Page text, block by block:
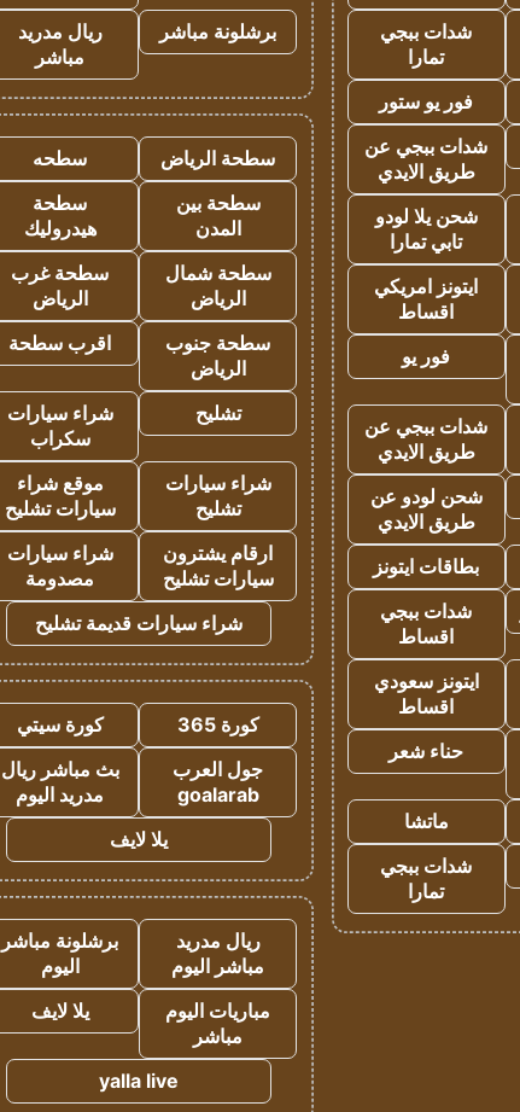
شدات ببجي
تمارا
فور يو ستور
شدات ببجي عن
طريق الايدي
شحن يلا لودو
تابي تمارا
ايتونز امريكي
اقساط
فور يو
شدات ببجي عن
طريق الايدي
شحن لودو عن
طريق الايدي
بطاقات ايتونز
شدات ببجي
اقساط
ايتونز سعودي
اقساط
حناء شعر
ماتشا
شدات ببجي
تمارا
برشلونة مباشر
ريال مدريد
مباشر
سطحة الرياض
سطحه
سطحة بين
المدن
سطحة
هيدروليك
سطحة شمال
الرياض
سطحة غرب
الرياض
سطحة جنوب
الرياض
اقرب سطحة
تشليح
شراء سيارات
سكراب
شراء سيارات
تشليح
موقع شراء
سيارات تشليح
ارقام يشترون
سيارات تشليح
شراء سيارات
مصدومة
شراء سيارات قديمة تشليح
كورة 365
كورة سيتي
جول العرب
goalarab
بث مباشر ريال
مدريد اليوم
يلا لايف
ريال مدريد
مباشر اليوم
برشلونة مباشر
اليوم
مباريات اليوم
مباشر
يلا لايف
yalla live